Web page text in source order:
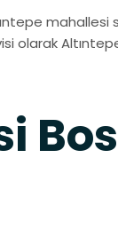
mahallesi
olarak